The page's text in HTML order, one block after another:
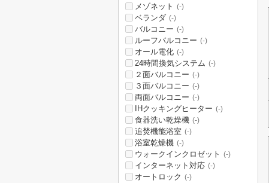
メゾネット (-)
ベランダ (-)
バルコニー (-)
ルーフバルコニー (-)
オール電化 (-)
24時間換気システム (-)
２面バルコニー (-)
３面バルコニー (-)
両面バルコニー (-)
IHクッキングヒーター (-)
食器洗い乾燥機 (-)
追焚機能浴室 (-)
浴室乾燥機 (-)
ウォークインクロゼット (-)
インターネット対応 (-)
オートロック (-)